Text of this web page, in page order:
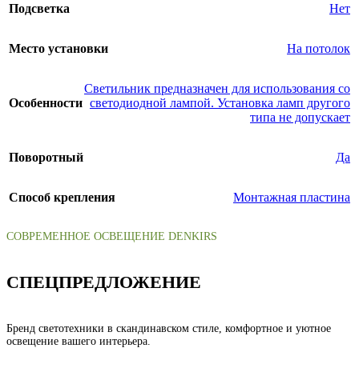
Подсветка Нет
Место установки На потолок
Особенности
Светильник предназначен для использования со
светодиодной лампой. Установка ламп другого
типа не допускает
Поворотный Да
Способ крепления Монтажная пластина
СОВРЕМЕННОЕ ОСВЕЩЕНИЕ DENKIRS
СПЕЦПРЕДЛОЖЕНИЕ
Бренд светотехники в скандинавском стиле, комфортное и уютное
освещение вашего интерьера.